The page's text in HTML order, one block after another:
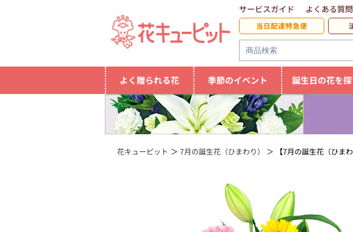
サービスガイド よくある質問
当日配達特急便
よく贈られる花 季節のイベント 誕生日の花を
花キューピット 7月の誕生花（ひまわり） 【7月の誕生花（ひま